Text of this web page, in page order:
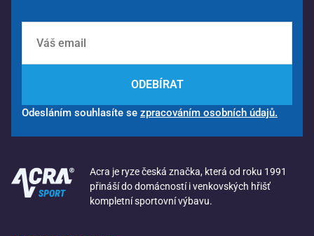
ODEBÍRAT
Odesláním souhlasíte se zpracováním osobních údajů.
Acra je ryze česká značka, která od roku 1991
přináší do domácností i venkovských hřišť
kompletní sportovní výbavu.